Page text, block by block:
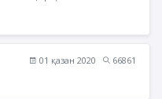
01 қазан 2020
66861